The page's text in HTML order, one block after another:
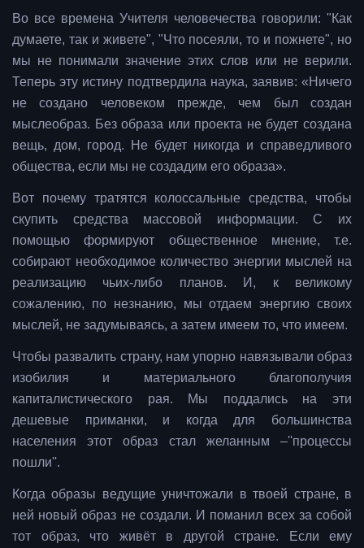
Во все времена Учителя человечества говорили: "Как
думаете, так и живете", "Что посеяли, то и пожнете", но
мы не понимали значение этих слов или не верили.
Теперь эту истину подтвердила наука, заявив: «Ничего
не создано человеком прежде, чем был создан
мыслеобраз. Без образа или проекта не будет создана
вещь, дом, город. Не будет никогда и справедливого
общества, если мы не создадим его образа».
Вот почему тратятся колоссальные средства, чтобы
скупить средства массовой информации. С их
помощью формируют общественное мнение, т.е.
собирают необходимое количество энергии мыслей на
реализацию чьих-либо планов. И, к великому
сожалению, по незнанию, мы отдаем энергию своих
мыслей, не задумываясь, а затем имеем то, что имеем.
Чтобы развалить страну, нам упорно навязывали образ
изобилия и материального благополучия
капиталистического рая. Мы поддались на эти
дешевые приманки, и когда для большинства
населения этот образ стал желанным –''процессы
пошли''.
Когда образы ведущие уничтожали в твоей стране, в
ней новый образ не создали. И поманил всех за собой
тот образ, что живёт в другой стране. Если ему